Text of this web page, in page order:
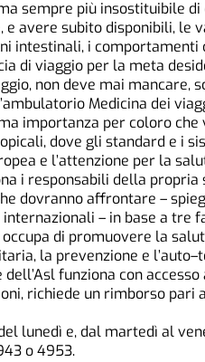
sempre più insostituibile di
avere subito disponibili, le
intestinali, i comportamenti
di viaggio per la meta
non deve mai mancare,
Medicina dei
importanza per coloro che
dove gli standard e i
e l’attenzione per la
i responsabili della propria
dovranno affrontare –
– in base a tre
di promuovere la
la prevenzione e
funziona con
richiede un rimborso pari
lunedì e, dal martedì al
o 4953.